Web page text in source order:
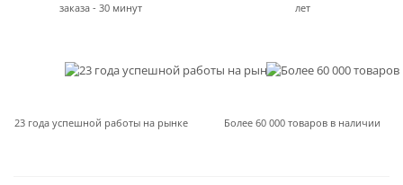
заказа - 30 минут
лет
23 года успешной работы на рынке Более 60 000 товаров в наличии